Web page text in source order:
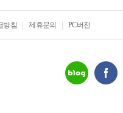
방침 제휴문의 PC버전